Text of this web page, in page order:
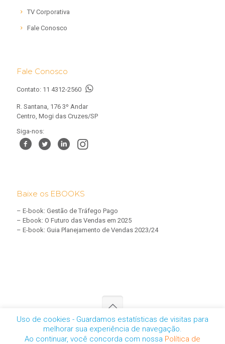
TV Corporativa
Fale Conosco
Fale Conosco
Contato: 11 4312-2560
R. Santana, 176 3º Andar
Centro, Mogi das Cruzes/SP
Siga-nos:
Baixe os EBOOKS
– E-book: Gestão de Tráfego Pago
– Ebook: O Futuro das Vendas em 2025
– E-book: Guia Planejamento de Vendas 2023/24
CNPJ: 05.457.461/0001-01 | © 2025 - Todos os direitos reservados
-Política de Privacidade-
Uso de cookies - Guardamos estatísticas de visitas para
melhorar sua experiência de navegação.
Ao continuar, você concorda com nossa Política de